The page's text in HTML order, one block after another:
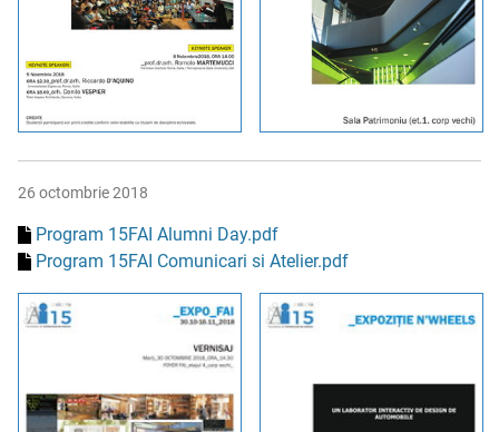
26 octombrie 2018
Program 15FAI Alumni Day.pdf
Program 15FAI Comunicari si Atelier.pdf